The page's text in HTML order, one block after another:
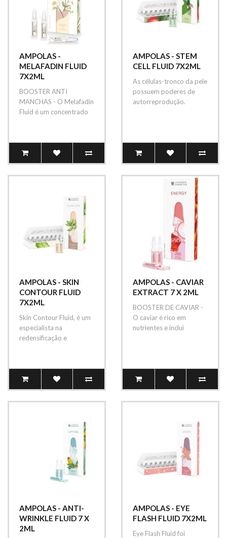
AMPOLAS -
MELAFADIN FLUID
7X2ML
BOOSTER ANTI
MANCHAS - O Melafadin
Fluid é um concentrado
despigmen..
AMPOLAS - STEM
CELL FLUID 7X2ML
As células-tronco da pele
possuem poderes de
autorreprodução.
AMPOLAS - SKIN
CONTOUR FLUID
7X2ML
Skin Contour Fluid, é um
especialista na
redensificação e
AMPOLAS - CAVIAR
EXTRACT 7 X 2ML
BOOSTER DE CAVIAR -
O caviar é rico em
nutrientes e inclui
AMPOLAS - ANTI-
WRINKLE FLUID 7 X
2ML
AMPOLAS - EYE
FLASH FLUID 7X2ML
Eye Flash Fluid foi